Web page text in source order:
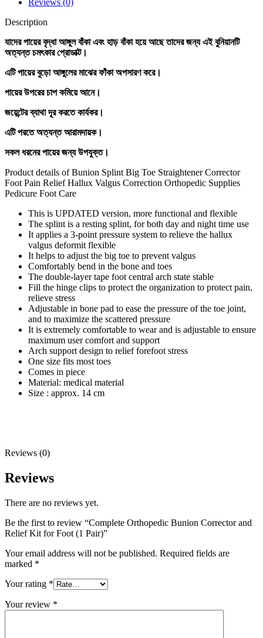
for
Foot
Pair)
quantity
Description
যাদের পায়ের বৃদ্ধা আঙ্গুল বাঁকা এবং হাড় বাঁকা হয়ে আছে তাদের জন্য এই বুনিয়ানটি
অত্যন্ত চমৎকার প্রোডাক্ট।
এটি পায়ের বুড়ো আঙ্গুলের মাঝের ফাঁকা অপসারণ করে।
পায়ের উপরের চাপ কমিয়ে আনে।
জয়েন্টের ব্যাথা দূর করতে কার্যকর।
এটি পরতে অত্যন্ত আরামদায়ক।
সকল ধরনের পায়ের জন্য উপযুক্ত।
Product details of Bunion Splint Big Toe Straightener Corrector
Foot Pain Relief Hallux Valgus Correction Orthopedic Supplies
Pedicure Foot Care
This is UPDATED version, more functional and flexible
The splint is a resting splint, for both day and night time use
It applies a 3-point pressure system to relieve the hallux
valgus deformit flexible
It helps to adjust the big toe to prevent valgus
Comfortably bend in the bone and toes
The double-layer tape foot central arch state stable
Fill the hinge clips to protect the organization to protect pain,
relieve stress
Adjustable in bone pad to ease the pressure of the toe joint,
and to maximize the scattered pressure
It is extremely comfortable to wear and is adjustable to ensure
maximum user comfort and support
Arch support design to relief forefoot stress
One size fits most toes
Comes in piece
Material: medical material
Size : approx. 14 cm
Reviews (0)
Reviews
There are no reviews yet.
Be the first to review “Complete Orthopedic Bunion Corrector and
Relief Kit for Foot (1 Pair)”
Your email address will not be published. Required fields are
marked *
Your rating *
Your review *